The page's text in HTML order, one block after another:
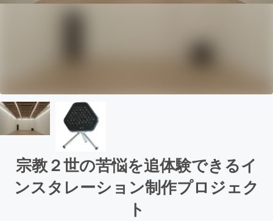
宗教２世の苦悩を追体験できるイ
ンスタレーション制作プロジェク
ト